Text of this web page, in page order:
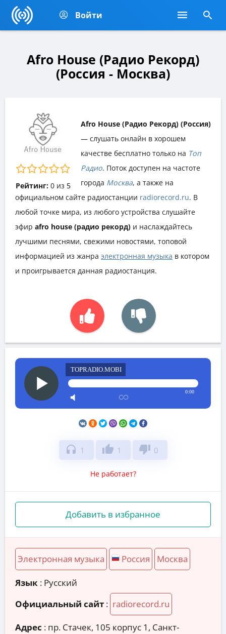
Войти
Afro House (Радио Рекорд)
(Россия - Москва)
Рейтинг: 0из 5
Afro House (Радио Рекорд) (Россия)
— слушать онлайн в хорошем
качестве бесплатно только на Топ
Радио. Поток доступен на частоте
города Москва, а также на
официальном сайте радиостанции radiorecord.ru. В
любой точке мира, из любого устройства слушайте
эфир afro house (радио рекорд) и наслаждайтесь
лучшими песнями, свежими новостями, топовой
информацией из жанра электронная музыка в котором
и проигрывается данная радиостанция.
TOPRADIO.MOBI
0:00
headphones 1 thumb_up 1 thumb_down 0
Не работает?
Добавить в избранное
Электронная музыка Россия Москва
Язык : Русский
Официальный сайт : radiorecord.ru
Адрес : пр. Стачек, 105 корпус 1, Санкт-